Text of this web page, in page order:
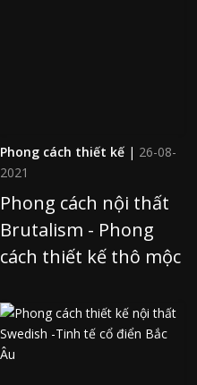
Phong cách thiết kế | 26-08-
2021
Phong cách nội thất
Brutalism - Phong
cách thiết kế thô mộc